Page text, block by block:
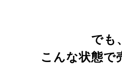
でも、
こんな状態で